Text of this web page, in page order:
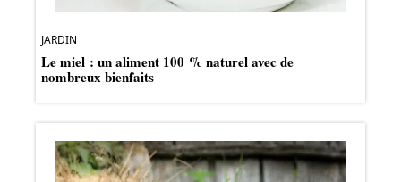
JARDIN
Le miel : un aliment 100 % naturel avec de
nombreux bienfaits